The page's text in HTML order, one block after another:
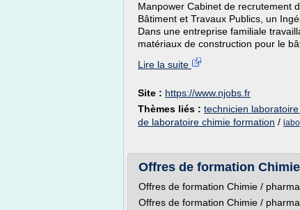
Manpower Cabinet de recrutement
Bâtiment et Travaux Publics, un
Dans une entreprise familiale
matériaux de construction pour le
Lire la suite
Site : https://www.njobs.fr
Thèmes liés : technicien
de laboratoire chimie formation /
Offres de formation
Offres de formation Chimie /
Offres de formation Chimie /